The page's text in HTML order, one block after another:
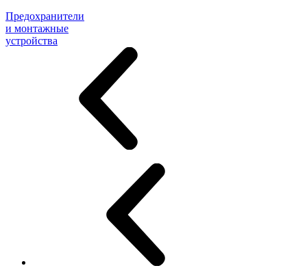
Предохранители
и монтажные
устройства